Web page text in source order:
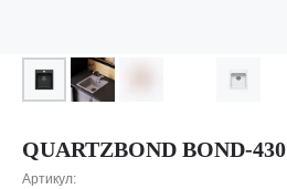
QUARTZBOND BOND-430
Артикул: